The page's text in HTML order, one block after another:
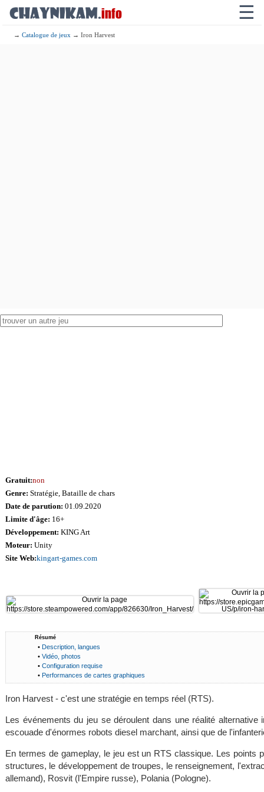
☰
→Catalogue de jeux → Iron Harvest
Gratuit:non
Genre: Stratégie, Bataille de chars
Date de parution: 01.09.2020
Limite d'âge: 16+
Développement: KING Art
Moteur: Unity
Site Web:kingart-games.com
Résumé
•Description, langues
•Vidéo, photos
•Configuration requise
•Performances de cartes graphiques
Iron Harvest - c'est une stratégie en temps réel (RTS).
Les événements du jeu se déroulent dans une réalité
escouade d'énormes robots diesel marchant, ainsi que de
En termes de gameplay, le jeu est un RTS classique. Les
structures, le développement de troupes, le renseignement,
allemand), Rosvit (l'Empire russe), Polania (Pologne).